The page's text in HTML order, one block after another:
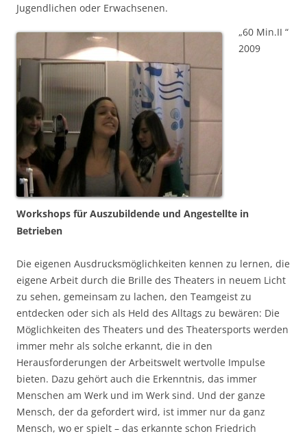
Jugendlichen oder Erwachsenen.
„60 Min.II “
2009
Workshops für Auszubildende und Angestellte in
Betrieben
Die eigenen Ausdrucksmöglichkeiten kennen zu lernen, die
eigene Arbeit durch die Brille des Theaters in neuem Licht
zu sehen, gemeinsam zu lachen, den Teamgeist zu
entdecken oder sich als Held des Alltags zu bewären: Die
Möglichkeiten des Theaters und des Theatersports werden
immer mehr als solche erkannt, die in den
Herausforderungen der Arbeitswelt wertvolle Impulse
bieten. Dazu gehört auch die Erkenntnis, das immer
Menschen am Werk und im Werk sind. Und der ganze
Mensch, der da gefordert wird, ist immer nur da ganz
Mensch, wo er spielt – das erkannte schon Friedrich